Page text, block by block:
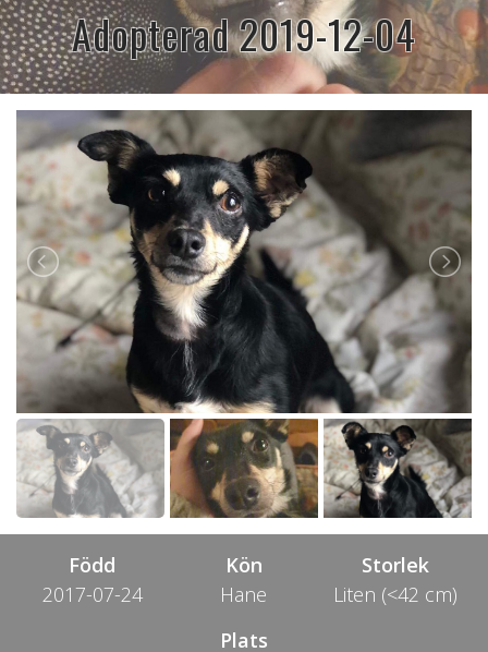
Adopterad 2019-12-04
Född
2017-07-24
Kön
Hane
Storlek
Liten (<42 cm)
Plats